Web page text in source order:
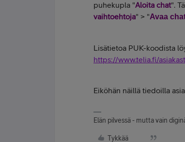
puhekupla "Aloita chat".
vaihtoehtoja" > "Avaa
Lisätietoa PUK-koodista
https://www.telia.fi/
Eiköhän näillä tiedoilla
Elän pilvessä - mutta vain
Tykkää